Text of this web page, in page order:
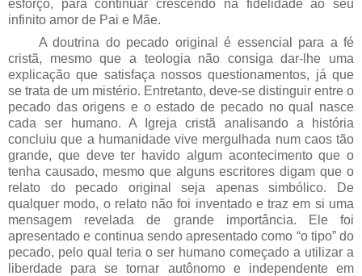
esforço, para continuar crescendo na fidelidade ao seu
infinito amor de Pai e Mãe.
A doutrina do pecado original é essencial para a fé
cristã, mesmo que a teologia não consiga dar-lhe uma
explicação que satisfaça nossos questionamentos, já que
se trata de um mistério. Entretanto, deve-se distinguir entre o
pecado das origens e o estado de pecado no qual nasce
cada ser humano. A Igreja cristã analisando a história
concluiu que a humanidade vive mergulhada num caos tão
grande, que deve ter havido algum acontecimento que o
tenha causado, mesmo que alguns escritores digam que o
relato do pecado original seja apenas simbólico. De
qualquer modo, o relato não foi inventado e traz em si uma
mensagem revelada de grande importância. Ele foi
apresentado e continua sendo apresentado como “o tipo” do
pecado, pelo qual teria o ser humano começado a utilizar a
liberdade para se tornar autônomo e independente em